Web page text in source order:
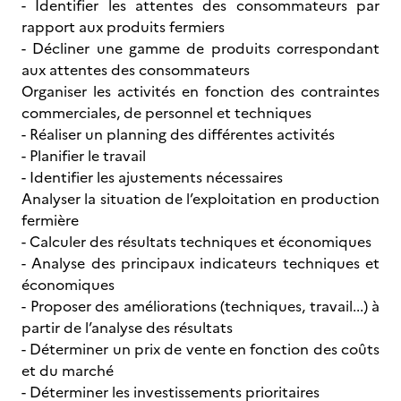
- Identifier les attentes des consommateurs par
rapport aux produits fermiers
- Décliner une gamme de produits correspondant
aux attentes des consommateurs
Organiser les activités en fonction des contraintes
commerciales, de personnel et techniques
- Réaliser un planning des différentes activités
- Planifier le travail
- Identifier les ajustements nécessaires
Analyser la situation de l’exploitation en production
fermière
- Calculer des résultats techniques et économiques
- Analyse des principaux indicateurs techniques et
économiques
- Proposer des améliorations (techniques, travail...) à
partir de l’analyse des résultats
- Déterminer un prix de vente en fonction des coûts
et du marché
- Déterminer les investissements prioritaires